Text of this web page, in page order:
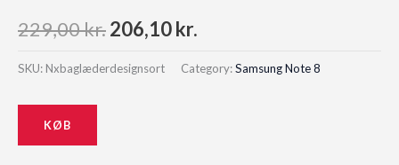
229,00kr.Original
price
206,10kr.
price
SKU: Nxbaglæderdesignsort Category:Samsung Note 8
KØB